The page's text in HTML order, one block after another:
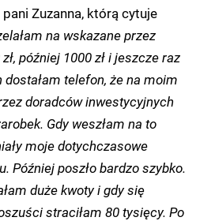
pani Zuzanna, którą cytuje
na wskazane przez
później 1000 zł i jeszcze raz
dostałam telefon, że na moim
doradców inwestycyjnych
Gdy weszłam na to
moje dotychczasowe
Później poszło bardzo szybko.
duże kwoty i gdy się
straciłam 80 tysięcy. Po